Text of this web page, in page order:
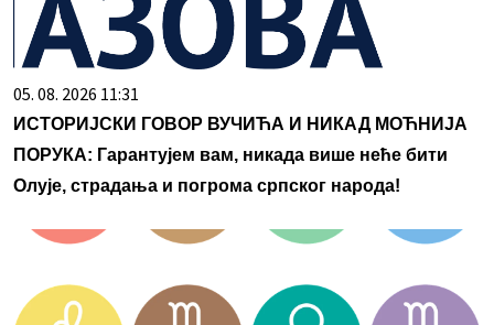
05. 08. 2026 11:31
ИСТОРИЈСКИ ГОВОР ВУЧИЋА И НИКАД МОЋНИЈА
ПОРУКА: Гарантујем вам, никада више неће бити
Олује, страдања и погрома српског народа!